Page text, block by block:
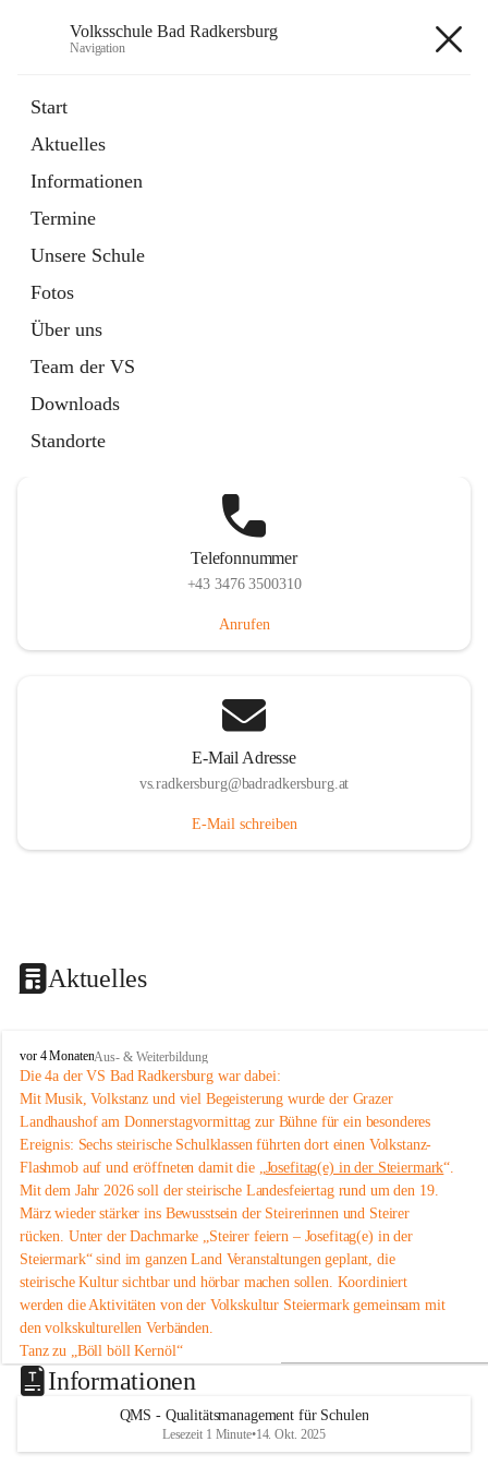
Volksschule Bad Radkersburg
Navigation
Start
Aktuelles
Informationen
Termine
Unsere Schule
Fotos
Über uns
Team der VS
Downloads
Standorte
Externe Webseite
in
Tab
Telefonnummer
+43 3476 3500310
Anrufen
E-Mail Adresse
vs.radkersburg@badradkersburg.at
E-Mail schreiben
Aktuelles
V
o
l
k
s
s
c
h
u
l
e
B
a
d
R
a
d
k
s
vor 4 MonatenAus- & Weiterbildung
Die 4a der VS Bad Radkersburg war dabei:
Mit Musik, Volkstanz und viel Begeisterung wurde der Grazer
Landhaushof am Donnerstagvormittag zur Bühne für ein besonderes
Ereignis: Sechs steirische Schulklassen führten dort einen Volkstanz-
Flashmob auf und eröffneten damit die „Josefitag(e) in der Steiermark“.
Mit dem Jahr 2026 soll der steirische Landesfeiertag rund um den 19.
März wieder stärker ins Bewusstsein der Steirerinnen und Steirer
rücken. Unter der Dachmarke „Steirer feiern – Josefitag(e) in der
Steiermark“ sind im ganzen Land Veranstaltungen geplant, die
steirische Kultur sichtbar und hörbar machen sollen. Koordiniert
werden die Aktivitäten von der Volkskultur Steiermark gemeinsam mit
den volkskulturellen Verbänden.
Tanz zu „Böll böll Kernöl“
Im Rahmen dieser Initiative studierten sechs Schulklassen aus der
Steiermark bereits im Unterricht eine einfache Volkstanz-Choreografie
ein. Am 12. März 2026 präsentierten sie diese um 11 Uhr im
als Flashmob.
Informationen
QMS - Qualitätsmanagement für Schulen
Lesezeit 1 Minute•14. Okt. 2025